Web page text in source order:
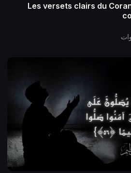
Les versets clairs du